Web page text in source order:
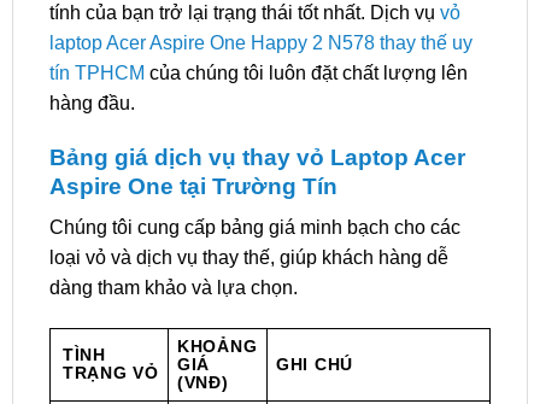
tính của bạn trở lại trạng thái tốt nhất. Dịch vụ vỏ
laptop Acer Aspire One Happy 2 N578 thay thế uy
tín TPHCM của chúng tôi luôn đặt chất lượng lên
hàng đầu.
Bảng giá dịch vụ thay vỏ Laptop Acer
Aspire One tại Trường Tín
Chúng tôi cung cấp bảng giá minh bạch cho các
loại vỏ và dịch vụ thay thế, giúp khách hàng dễ
dàng tham khảo và lựa chọn.
TÌNH
TRẠNG VỎ
KHOẢNG
GIÁ
(VNĐ)
GHI CHÚ